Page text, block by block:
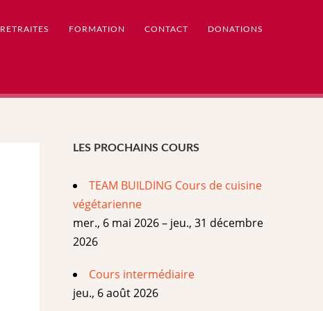
RETRAITES FORMATION CONTACT DONATIONS
LES PROCHAINS COURS
TEAM BUILDING Cours de cuisine
végétarienne
mer., 6 mai 2026 – jeu., 31 décembre
2026
Cours intermédiaire
jeu., 6 août 2026